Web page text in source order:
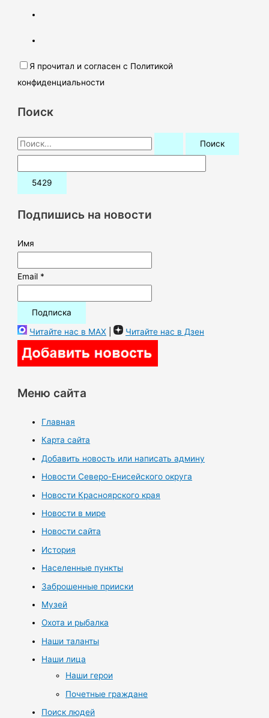
Я прочитал и согласен с Политикой
конфиденциальности
Поиск
П
о
и
:Подпишись на новости
Имя
Email *
Читайте нас в MAX | Читайте нас в Дзен
Меню сайта
Главная
Карта сайта
Добавить новость или написать админу
Новости Северо-Енисейского округа
Новости Красноярского края
Новости в мире
Новости сайта
История
Населенные пункты
Заброшенные прииски
Музей
Охота и рыбалка
Наши таланты
Наши лица
Наши герои
Почетные граждане
Поиск людей